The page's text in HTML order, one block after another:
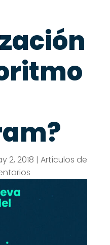
2, 2018 | Artículos de